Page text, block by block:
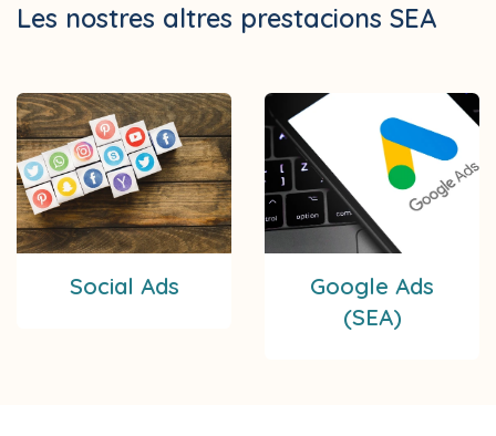
Les nostres altres prestacions SEA
Social Ads
Google Ads
(SEA)